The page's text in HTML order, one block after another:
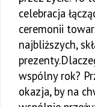
celebracja
ceremonii
najbliższych,
wspólny rok?
okazja, by na